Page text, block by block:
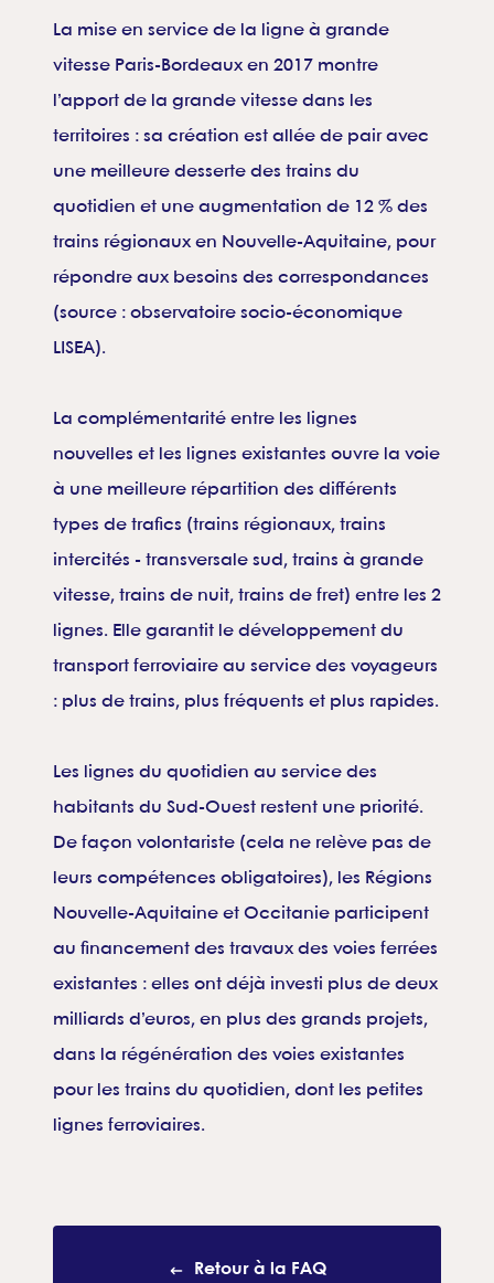
La mise en service de la ligne à grande
vitesse Paris-Bordeaux en 2017 montre
l’apport de la grande vitesse dans les
territoires : sa création est allée de pair avec
une meilleure desserte des trains du
quotidien et une augmentation de 12 % des
trains régionaux en Nouvelle-Aquitaine, pour
répondre aux besoins des correspondances
(source : observatoire socio-économique
LISEA).
La complémentarité entre les lignes
nouvelles et les lignes existantes ouvre la voie
à une meilleure répartition des différents
types de trafics (trains régionaux, trains
intercités - transversale sud, trains à grande
vitesse, trains de nuit, trains de fret) entre les 2
lignes. Elle garantit le développement du
transport ferroviaire au service des voyageurs
: plus de trains, plus fréquents et plus rapides.
Les lignes du quotidien au service des
habitants du Sud-Ouest restent une priorité.
De façon volontariste (cela ne relève pas de
leurs compétences obligatoires), les Régions
Nouvelle-Aquitaine et Occitanie participent
au financement des travaux des voies ferrées
existantes : elles ont déjà investi plus de deux
milliards d’euros, en plus des grands projets,
dans la régénération des voies existantes
pour les trains du quotidien, dont les petites
lignes ferroviaires.
Retour à la FAQ